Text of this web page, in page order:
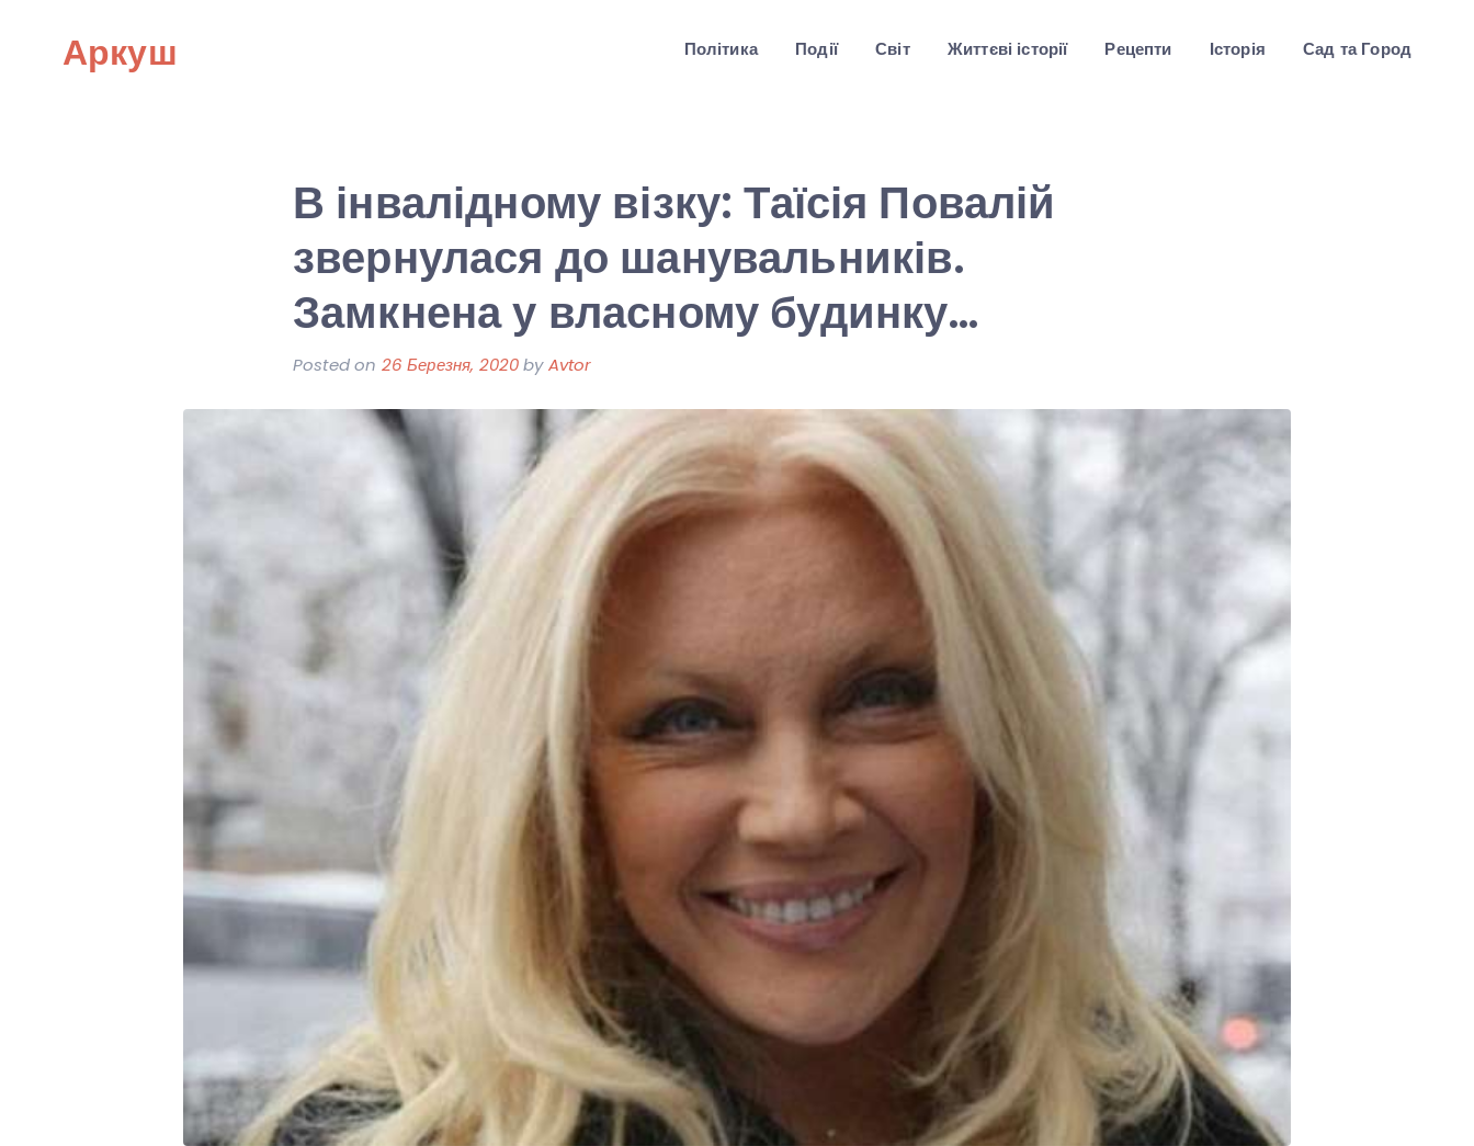
Аркуш Політика Події Світ Життєві історії Рецепти Історія Сад та Город
В інвалідному візку: Таїсія Повалій
звернулася до шанувальників.
Замкнена у власному будинку…
Posted on 26 Березня, 2020byAvtor